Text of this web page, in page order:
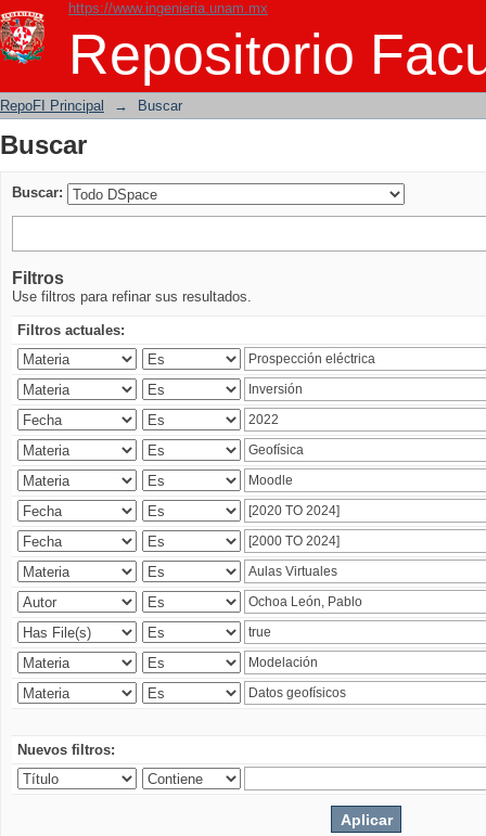
https://www.ingenieria.unam.mx
Repositorio
Buscar
RepoFI Principal → Buscar
Buscar
Buscar:
Filtros
Use filtros para refinar sus resultados.
Filtros actuales:
Nuevos filtros: